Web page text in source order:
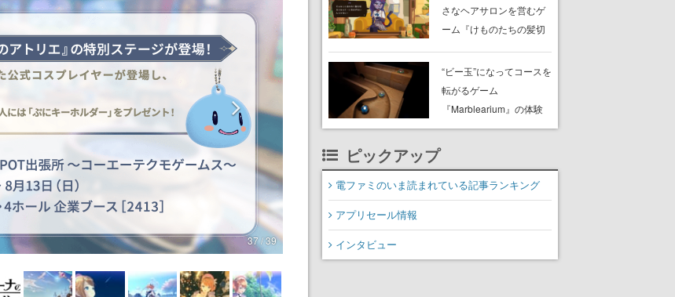
37 / 39
さなヘアサロンを営むゲ
ーム『けものたちの髪切
始。悩みを持ったお客様
と会話を交わし“本当に望
んでる髪型”を見つけ出す
“ビー玉”になってコースを
転がるゲーム
『Marblearium』の体験
版がSteamで本日8月7日
ピックアップ
電ファミのいま読まれている記事ランキング
アプリセール情報
インタビュー